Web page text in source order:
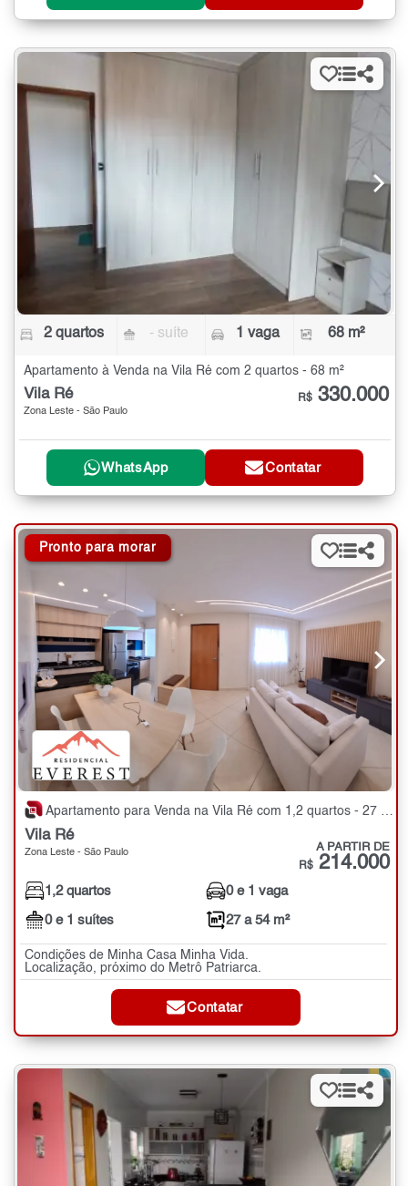
2 quartos - suíte 1 vaga 68 m²
Apartamento à Venda na Vila Ré com 2 quartos - 68 m²
Vila Ré
Zona Leste - São Paulo
R$ 330.000
WhatsApp Contatar
Pronto para morar
Apartamento para Venda na Vila Ré com 1,2 quartos - 27 a 54 m²
Vila Ré
Zona Leste - São Paulo A PARTIR DE
R$ 214.000
1,2 quartos
0 e 1 suítes
0 e 1 vaga
27 a 54 m²
Condições de Minha Casa Minha Vida.
Localização, próximo do Metrô Patriarca.
Contatar